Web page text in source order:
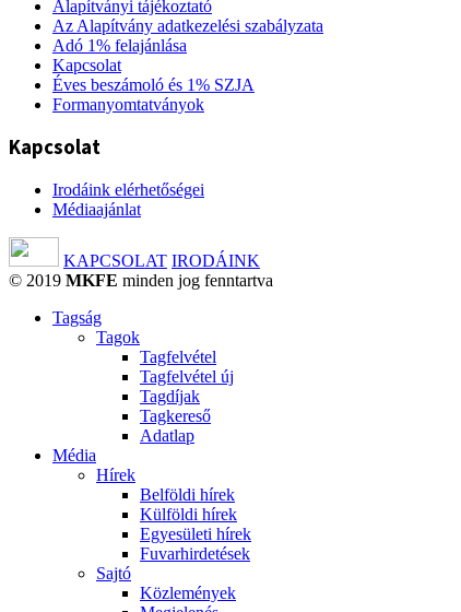
Alapítványi tájékoztató
Az Alapítvány adatkezelési szabályzata
Adó 1% felajánlása
Kapcsolat
Éves beszámoló és 1% SZJA
Formanyomtatványok
Kapcsolat
Irodáink elérhetőségei
Médiaajánlat
KAPCSOLAT IRODÁINK
© 2019 MKFE minden jog fenntartva
Tagság
Tagok
Tagfelvétel
Tagfelvétel új
Tagdíjak
Tagkereső
Adatlap
Média
Hírek
Belföldi hírek
Külföldi hírek
Egyesületi hírek
Fuvarhirdetések
Sajtó
Közlemények